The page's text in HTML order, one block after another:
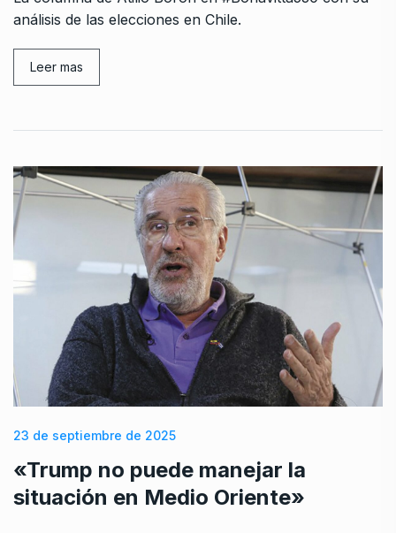
análisis de las elecciones en Chile.
Leer mas
23 de septiembre de 2025
«Trump no puede manejar la
situación en Medio Oriente»